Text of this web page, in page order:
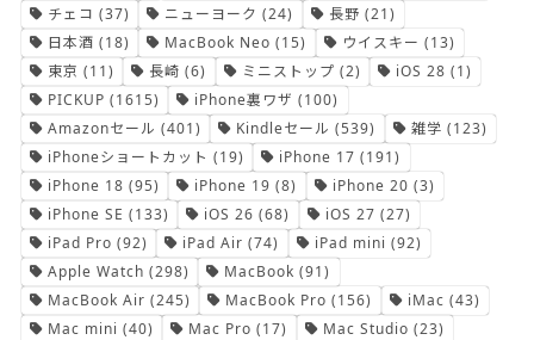
チェコ (37) ニューヨーク (24) 長野 (21)
日本酒 (18) MacBook Neo (15) ウイスキー (13)
東京 (11) 長崎 (6) ミニストップ (2) iOS 28 (1)
PICKUP (1615) iPhone裏ワザ (100)
Amazonセール (401) Kindleセール (539) 雑学 (123)
iPhoneショートカット (19) iPhone 17 (191)
iPhone 18 (95) iPhone 19 (8) iPhone 20 (3)
iPhone SE (133) iOS 26 (68) iOS 27 (27)
iPad Pro (92) iPad Air (74) iPad mini (92)
Apple Watch (298) MacBook (91)
MacBook Air (245) MacBook Pro (156) iMac (43)
Mac mini (40) Mac Pro (17) Mac Studio (23)